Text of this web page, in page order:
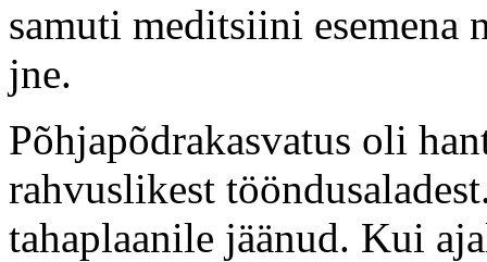
samuti meditsiini esemena
jne.
Põhjapõdrakasvatus oli
rahvuslikest
tahaplaanile jäänud. Kui